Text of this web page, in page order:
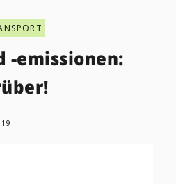
-emissionen: